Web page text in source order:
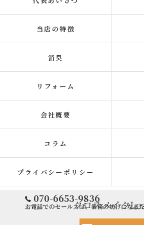
070-6653-9836
お電話でのセールスは、業務の妨げになる
当店の特徴
消臭
リフォーム
会社概要
コラム
プライバシーポリシー